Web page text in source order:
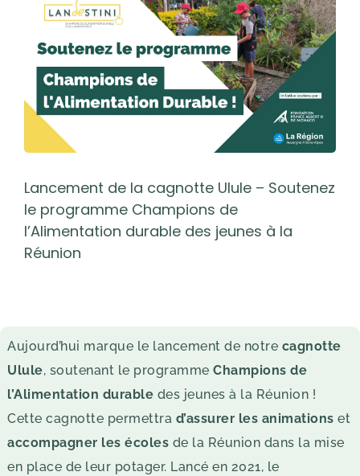
l'image
Lancement de la cagnotte Ulule – Soutenez
le programme Champions de
l’Alimentation durable des jeunes à la
Réunion
Aujourd’hui marque le lancement de notre cagnotte
Ulule, soutenant le programmeChampions de
l’Alimentation durable des jeunes à la Réunion !
Cette cagnotte permettra d’assurer les animations et
accompagner les écoles de la Réunion dans la mise
en place de leur potager. Lancé en 2021, le